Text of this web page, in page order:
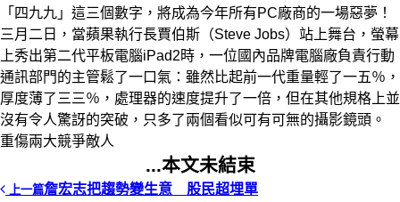
「四九九」這三個數字，將成為今年所有PC廠商的一場惡夢！
三月二日，當蘋果執行長賈伯斯（Steve Jobs）站上舞台，螢幕
上秀出第二代平板電腦iPad2時，一位國內品牌電腦廠負責行動
通訊部門的主管鬆了一口氣：雖然比起前一代重量輕了一五％，
厚度薄了三三％，處理器的速度提升了一倍，但在其他規格上並
沒有令人驚訝的突破，只多了兩個看似可有可無的攝影鏡頭。
重傷兩大競爭敵人
...本文未結束
上一篇詹宏志把趨勢變生意 股民超埋單